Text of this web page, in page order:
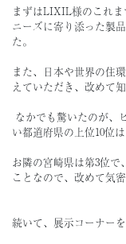
まずはLIXIL様のこれ
ニーズに寄り添った製
た。
また、日本や世界の住
えていただき、改めて
なかでも驚いたのが、
い都道府県の上位10位
お隣の宮崎県は第3位
ことなので、改めて気
続いて、展示コーナー